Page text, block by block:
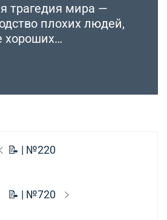
трагедия мира —
плохих людей,
хороших…
Предыдущая
📝 | №220
Следующая
📝 | №720